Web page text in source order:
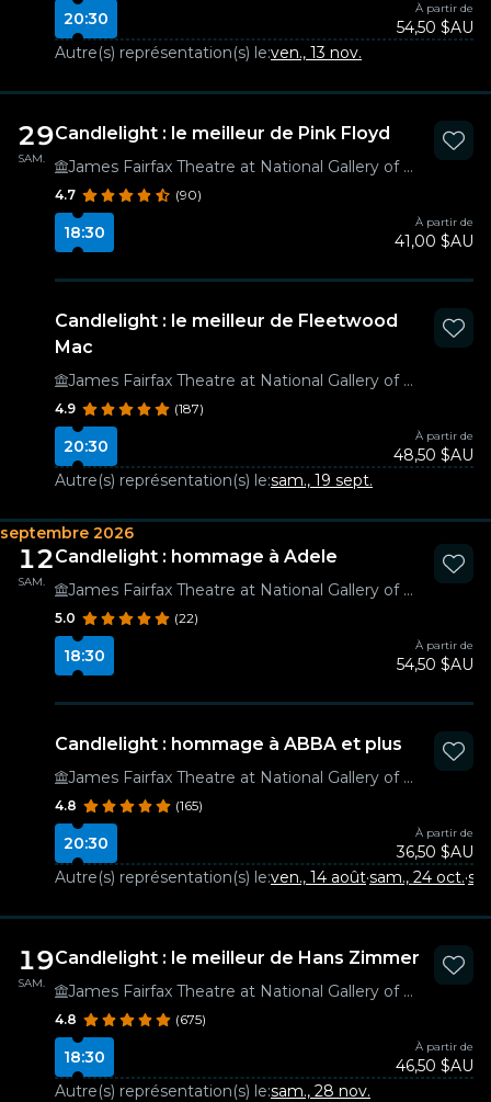
20:30
À partir de
54,50 $AU
Autre(s) représentation(s) le:ven., 13 nov.
29
SAM.
Candlelight : le meilleur de Pink Floyd
James Fairfax Theatre at National Gallery of Australia
4.7 (90)
18:30
À partir de
41,00 $AU
Candlelight : le meilleur de Fleetwood
Mac
James Fairfax Theatre at National Gallery of Australia
4.9 (187)
20:30
À partir de
48,50 $AU
Autre(s) représentation(s) le:sam., 19 sept.
septembre 2026
12
SAM.
Candlelight : hommage à Adele
James Fairfax Theatre at National Gallery of Australia
5.0 (22)
18:30
À partir de
54,50 $AU
Candlelight : hommage à ABBA et plus
James Fairfax Theatre at National Gallery of Australia
4.8 (165)
20:30
À partir de
36,50 $AU
Autre(s) représentation(s) le:ven., 14 août·sam., 24 oct.·
19
SAM.
Candlelight : le meilleur de Hans Zimmer
James Fairfax Theatre at National Gallery of Australia
4.8 (675)
18:30
À partir de
46,50 $AU
Autre(s) représentation(s) le:sam., 28 nov.